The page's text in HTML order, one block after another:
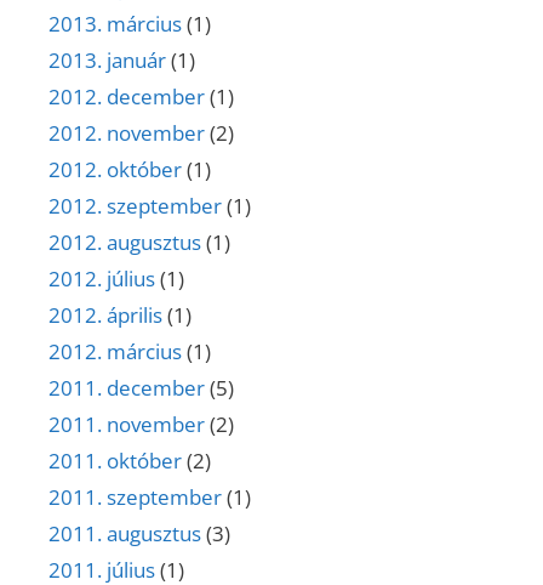
2013. március(1)
2013. január(1)
2012. december(1)
2012. november(2)
2012. október(1)
2012. szeptember(1)
2012. augusztus(1)
2012. július(1)
2012. április(1)
2012. március(1)
2011. december(5)
2011. november(2)
2011. október(2)
2011. szeptember(1)
2011. augusztus(3)
2011. július(1)